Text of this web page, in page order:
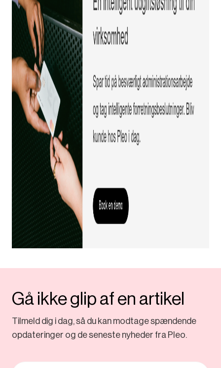
Gå ikke glip af en artikel
Tilmeld dig i dag, så du kan modtage spændende
opdateringer og de seneste nyheder fra Pleo.